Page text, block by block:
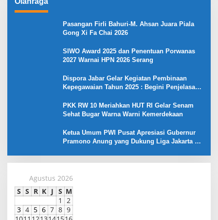
Pasangan Firli Bahuri-M. Ahsan Juara Piala
Gong Xi Fa Chai 2026
SIWO Award 2025 dan Penentuan Porwanas
2027 Warnai HPN 2026 Serang
Dispora Jabar Gelar Kegiatan Pembinaan
Kepegawaian Tahun 2025 : Begini Penjelasan
PKK RW 10 Meriahkan HUT RI Gelar Senam
Sehat Bugar Warna Warni Kemerdekaan
Ketua Umum PWI Pusat Apresiasi Gubernur
Pramono Anung yang Dukung Liga Jakarta U-
Agustus 2026
S S R K J S M
1
2
3 4 5 6 7 8 9